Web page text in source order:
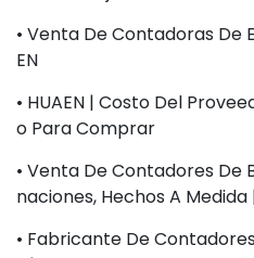
• Venta De Contadoras De
EN
• HUAEN | Costo Del
O Para Comprar
• Venta De Contadores De
Naciones, Hechos A Medida
• Fabricante De